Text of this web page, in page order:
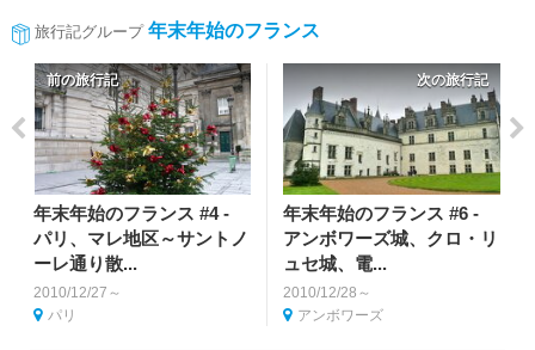
旅行記グループ 年末年始のフランス
前の旅行記
年末年始のフランス #4 -
パリ、マレ地区～サントノ
ーレ通り散...
2010/12/27～
パリ
次の旅行記
年末年始のフランス #6 -
アンボワーズ城、クロ・リ
ュセ城、電...
2010/12/28～
アンボワーズ